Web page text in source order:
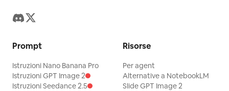
Prompt
Istruzioni Nano Banana Pro
Istruzioni GPT Image 2
Istruzioni Seedance 2.5
Risorse
Per agent
Alternative a NotebookLM
Slide GPT Image 2